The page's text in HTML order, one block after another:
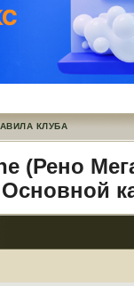
КЛУБА
(Рено
Основной